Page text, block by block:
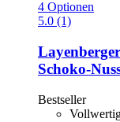
4 Optionen
5.0 (1)
Layenberger
Schoko-​
Bestseller